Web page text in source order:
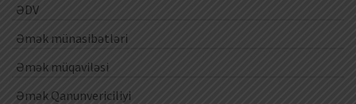
ƏDV
Əmək münasibətləri
Əmək müqaviləsi
Əmək Qanunvericiliyi